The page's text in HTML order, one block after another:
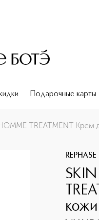
Подарочные карты
универсальный
TREATMENT
REPHASE
SKIN